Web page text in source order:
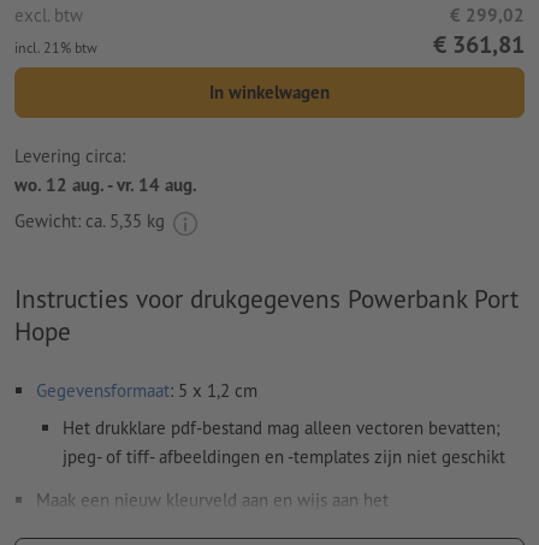
excl. btw € 299,02
incl. 21% btw € 361,81
In winkelwagen
Levering circa:
wo. 12 aug. - vr. 14 aug.
Gewicht: ca. 5,35 kg
Instructies voor drukgegevens Powerbank Port
Hope
Gegevensformaat: 5 x 1,2 cm
Het drukklare pdf-bestand mag alleen vectoren bevatten;
jpeg- of tiff- afbeeldingen en -templates zijn niet geschikt
Maak een nieuw kleurveld aan en wijs aan het